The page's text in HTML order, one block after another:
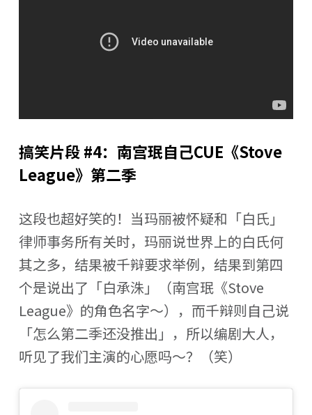
搞笑片段 #4：南宫珉自己CUE《Stove
League》第二季
这段也超好笑的！当玛丽被怀疑和「白氏」
律师事务所有关时，玛丽说世界上的白氏何
其之多，结果被千辩要求举例，结果到第四
个是说出了「白承洙」（南宫珉《Stove
League》的角色名字～），而千辩则自己说
「怎么第二季还没推出」，所以编剧大人，
听见了我们主演的心愿吗～？（笑）